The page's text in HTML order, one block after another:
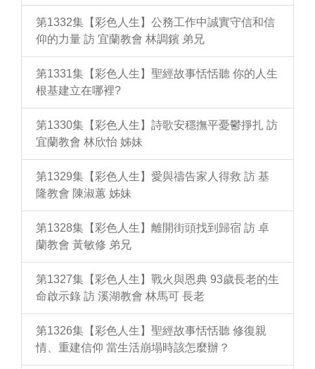
第1332集【彩色人生】公務工作中誠實守信和信
仰的力量 訪 宜蘭教會 林調鑌 弟兄
第1331集【彩色人生】聖經故事恬恬聽 你的人生
根基建立在哪裡?
第1330集【彩色人生】詩歌安穩撫平憂鬱掙扎 訪
宜蘭教會 林欣怡 姊妹
第1329集【彩色人生】愛與禱告家人得救 訪 基
隆教會 陳淑蕙 姊妹
第1328集【彩色人生】離開街頭找到歸宿 訪 卓
蘭教會 黃敏修 弟兄
第1327集【彩色人生】戰火與恩典 93歲長老的生
命啟示錄 訪 溪湖教會 林馬可 長老
第1326集【彩色人生】聖經故事恬恬聽 修復親
情、重建信仰 當生活崩塌時該怎麼辦？